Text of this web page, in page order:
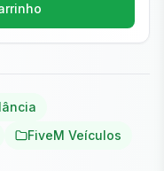
FiveM Veículos